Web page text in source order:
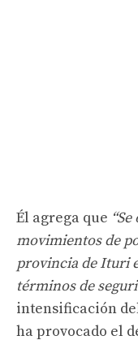
Él agrega que
movimientos de
provincia de Ituri
términos de
intensificación
ha provocado el